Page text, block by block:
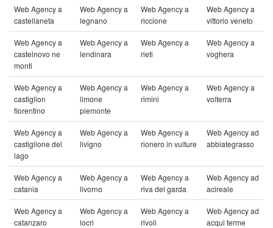
Web Agency a
castellaneta
Web Agency a
legnano
Web Agency a
riccione
Web Agency a
vittorio veneto
Web Agency a
castelnovo ne
monti
Web Agency a
lendinara
Web Agency a
rieti
Web Agency a
voghera
Web Agency a
castiglion
fiorentino
Web Agency a
limone
piemonte
Web Agency a
rimini
Web Agency a
volterra
Web Agency a
castiglione del
lago
Web Agency a
livigno
Web Agency a
rionero in vulture
Web Agency ad
abbiategrasso
Web Agency a
catania
Web Agency a
livorno
Web Agency a
riva del garda
Web Agency ad
acireale
Web Agency a
catanzaro
Web Agency a
locri
Web Agency a
rivoli
Web Agency ad
acqui terme